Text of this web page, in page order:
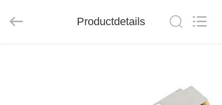
Productdetails